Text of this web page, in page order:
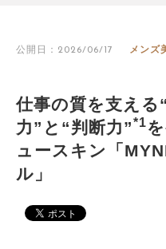
公開日：2026/06/17 メンズ
仕事の質を支える
力”と“判断力”*1
ュースキン「
ル」